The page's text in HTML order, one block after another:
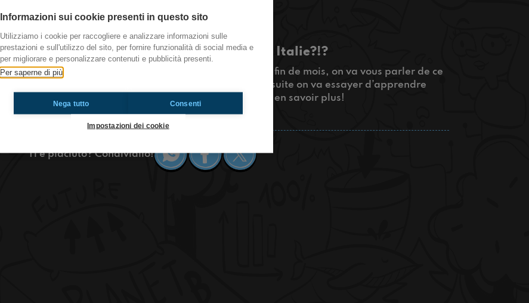
#bruxelles Mais comment ça tu pars en Italie?!?
Salut tout le monde! Aujourd’hui, comme à chaque fin de mois, on va vous parler de ce
qu’il s’est passé en ce dernier mois de février et ensuite on va essayer d’apprendre
l’italien en moins de deux semaines!! Écoutez pour en savoir plus!
Ti è piaciuto? Condividilo!
Informazioni sui cookie presenti in questo sito
Utilizziamo i cookie per raccogliere e analizzare informazioni sulle
prestazioni e sull'utilizzo del sito, per fornire funzionalità di social media e
per migliorare e personalizzare contenuti e pubblicità presenti.
Per saperne di più
Nega tutto Consenti
Impostazioni dei cookie